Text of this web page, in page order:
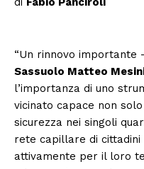
“Un rinnovo importante
Sassuolo Matteo
l’importanza di uno
vicinato capace non
sicurezza nei singoli
rete capillare di cittadini
attivamente per il loro